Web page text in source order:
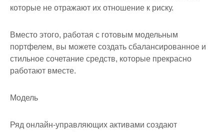
которые не отражают их отношение к риску.
Вместо этого, работая с готовым модельным
портфелем, вы можете создать сбалансированное и
стильное сочетание средств, которые прекрасно
работают вместе.
Модель
Ряд онлайн-управляющих активами создают